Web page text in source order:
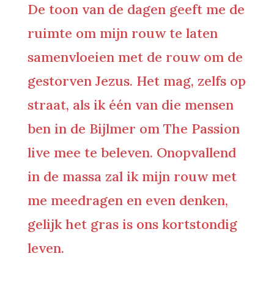
De toon van de dagen geeft me de
ruimte om mijn rouw te laten
samenvloeien met de rouw om de
gestorven Jezus. Het mag, zelfs op
straat, als ik één van die mensen
ben in de Bijlmer om The Passion
live mee te beleven. Onopvallend
in de massa zal ik mijn rouw met
me meedragen en even denken,
gelijk het gras is ons kortstondig
leven.